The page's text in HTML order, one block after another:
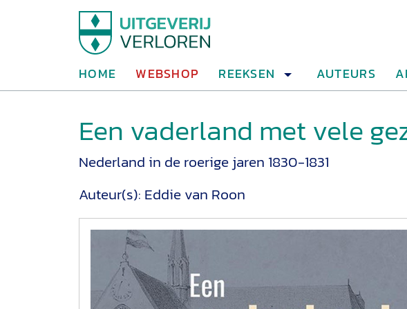
HOME WEBSHOP REEKSEN AUTEURS
Een vaderland met vele
Nederland in de roerige jaren 1830-1831
Auteur(s): Eddie van Roon